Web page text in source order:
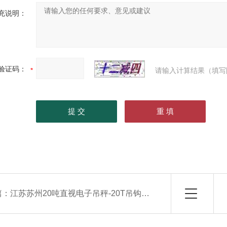
说明：
证码： 请输入计算结果（填
：江苏苏州20吨直视电子吊秤-20T吊钩电子秤